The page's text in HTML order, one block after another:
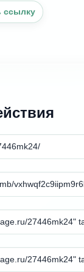
ссылку